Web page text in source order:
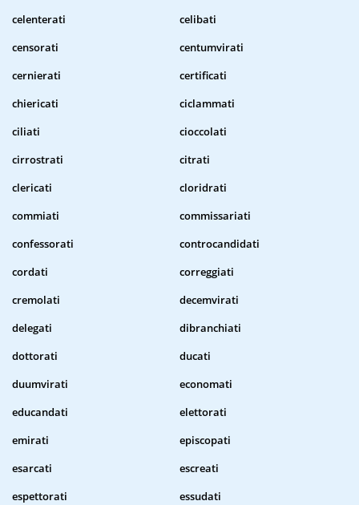
celenterati
celibati
censorati
centumvirati
cernierati
certificati
chiericati
ciclammati
ciliati
cioccolati
cirrostrati
citrati
clericati
cloridrati
commiati
commissariati
confessorati
controcandidati
cordati
correggiati
cremolati
decemvirati
delegati
dibranchiati
dottorati
ducati
duumvirati
economati
educandati
elettorati
emirati
episcopati
esarcati
escreati
espettorati
essudati